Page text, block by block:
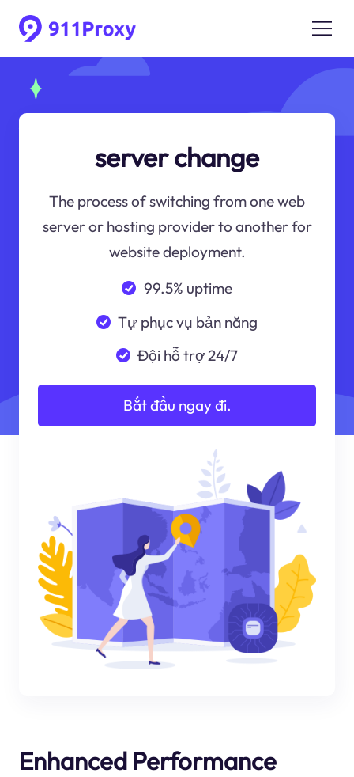
server change
The process of switching from one web
server or hosting provider to another for
website deployment.
99.5% uptime
Tự phục vụ bản năng
Đội hỗ trợ 24/7
Bắt đầu ngay đi.
Enhanced Performance